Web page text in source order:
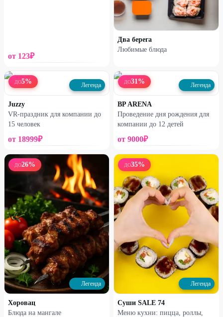
от 123₽
Два берега
Любимые блюда
ДО5% Легенда
Juzzy
VR-праздник для компании до
15 человек
от 18999₽
ДО31% Легенда
BP ARENA
Проведение дня рождения для
компании до 12 детей
от 9000₽
ДО26%
Легенда
Хоровац
Блюда на мангале
ДО35%
Легенда
Суши SALE 74
Меню кухни: пицца, роллы,